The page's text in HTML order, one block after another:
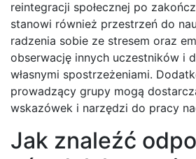
reintegracji społecznej po
stanowi również przestrzeń do
radzenia sobie ze stresem oraz
obserwację innych uczestników i
własnymi spostrzeżeniami.
prowadzący grupy mogą
wskazówek i narzędzi do pracy
Jak znaleźć